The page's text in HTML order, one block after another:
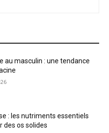
au masculin : une tendance
: les nutriments essentiels
des os solides